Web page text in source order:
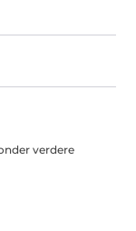
verdere